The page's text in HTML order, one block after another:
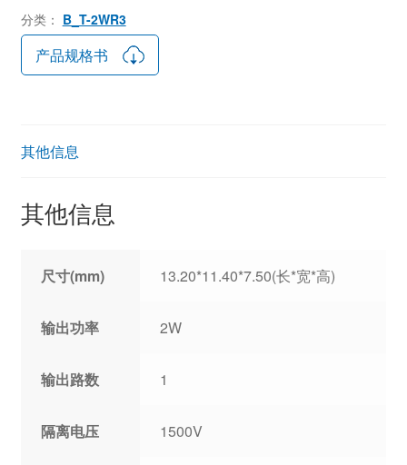
分类： B_T-2WR3
产品规格书
其他信息
其他信息
尺寸(mm) 13.20*11.40*7.50(长*宽*高)
输出功率 2W
输出路数 1
隔离电压 1500V